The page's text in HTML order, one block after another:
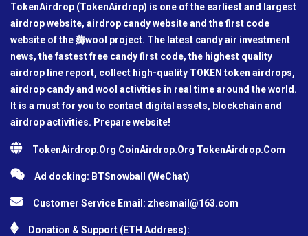
TokenAirdrop (TokenAirdrop) is one of the earliest and largest
airdrop website, airdrop candy website and the first code
website of the 薅wool project. The latest candy air investment
news, the fastest free candy first code, the highest quality
airdrop line report, collect high-quality TOKEN token airdrops,
airdrop candy and wool activities in real time around the world.
It is a must for you to contact digital assets, blockchain and
airdrop activities. Prepare website!
TokenAirdrop.Org CoinAirdrop.Org TokenAirdrop.Com
Ad docking: BTSnowball (WeChat)
Customer Service Email: zhesmail@163.com
Donation & Support (ETH Address):